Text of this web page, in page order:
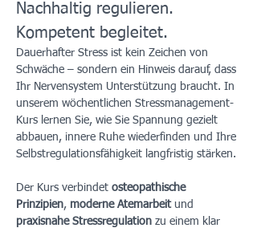
Nachhaltig regulieren.
Kompetent begleitet.
Dauerhafter Stress ist kein Zeichen von
Schwäche – sondern ein Hinweis darauf, dass
Ihr Nervensystem Unterstützung braucht. In
unserem wöchentlichen Stressmanagement-
Kurs lernen Sie, wie Sie Spannung gezielt
abbauen, innere Ruhe wiederfinden und Ihre
Selbstregulationsfähigkeit langfristig stärken.
Der Kurs verbindet osteopathische
Prinzipien, moderne Atemarbeit und
praxisnahe Stressregulation zu einem klar